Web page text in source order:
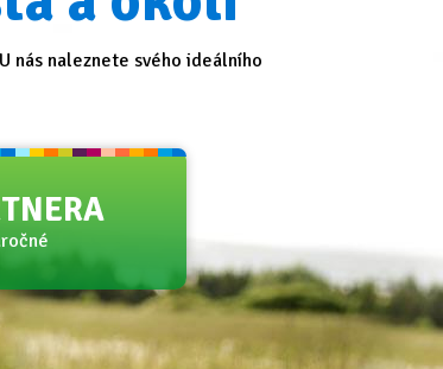
nás naleznete svého ideálního